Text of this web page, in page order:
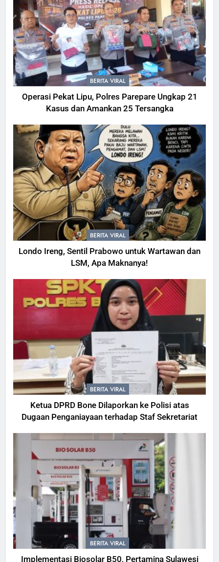
BERITA VIRAL
Operasi Pekat Lipu, Polres Parepare Ungkap 21
Kasus dan Amankan 25 Tersangka
BERITA VIRAL
Londo Ireng, Sentil Prabowo untuk Wartawan dan
LSM, Apa Maknanya!
BERITA VIRAL
Ketua DPRD Bone Dilaporkan ke Polisi atas
Dugaan Penganiayaan terhadap Staf Sekretariat
BERITA VIRAL
Implementasi Biosolar B50, Pertamina Sulawesi